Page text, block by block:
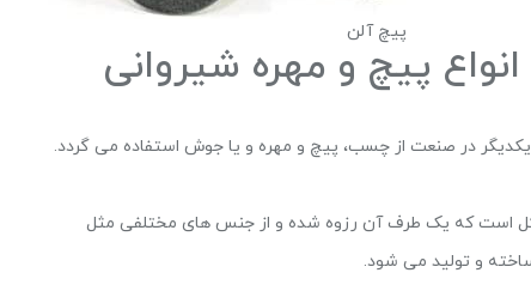
پیچ آلن
پیچ و مهره شیروانی
در صنعت از چسب، پیچ و مهره و یا جوش استفاده می گردد.
است که یک طرف آن رزوه شده و از جنس های مختلفی مثل
و تولید می شود.